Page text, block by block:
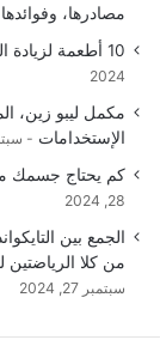
مصادرها، وفوائدها
10 أطعمة لزيادة الطاقة أثناء التدريب
2024
مكمل ليبو زين،
الإستخدامات
سبتمبر
كم يحتاج جسمك
28, 2024
الجمع بين
من كلا الرياضتين
سبتمبر 27, 2024